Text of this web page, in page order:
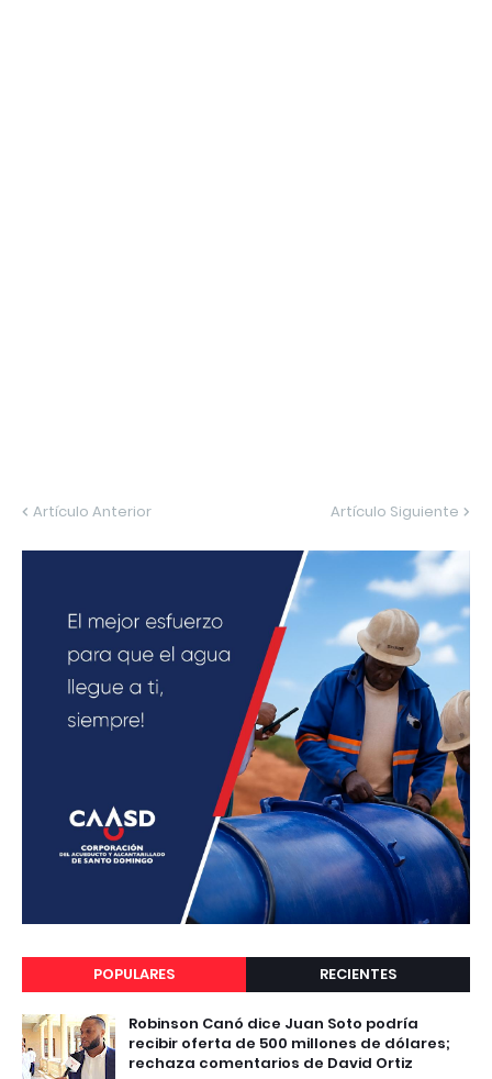
Artículo Anterior Artículo Siguiente
POPULARES RECIENTES
Robinson Canó dice Juan Soto podría
recibir oferta de 500 millones de dólares;
rechaza comentarios de David Ortiz